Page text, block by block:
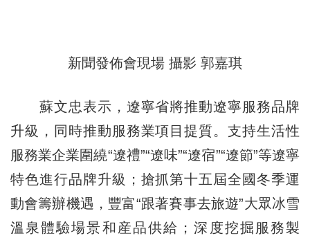
新聞發佈會現場 攝影 郭嘉琪
蘇文忠表示，遼寧省將推動遼寧服務品牌
升級，同時推動服務業項目提質。支持生活性
服務業企業圍繞“遼禮”“遼味”“遼宿”“遼節”等遼寧
特色進行品牌升級；搶抓第十五屆全國冬季運
動會籌辦機遇，豐富“跟著賽事去旅遊”大眾冰雪
溫泉體驗場景和産品供給；深度挖掘服務製